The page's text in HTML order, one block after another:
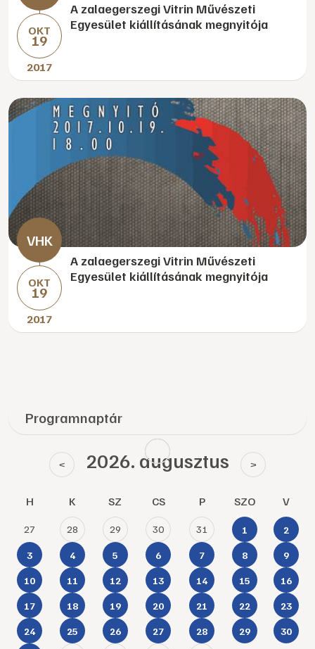
OKT
19
2017
A zalaegerszegi Vitrin Művészeti
Egyesület kiállításának megnyitója
OKT
19
2017
A zalaegerszegi Vitrin Művészeti
Egyesület kiállításának megnyitója
Programnaptár
< 2026. augusztus >
H K SZ CS P SZO V
27 28 29 30 31 1 2
3 4 5 6 7 8 9
10 11 12 13 14 15 16
17 18 19 20 21 22 23
24 25 26 27 28 29 30